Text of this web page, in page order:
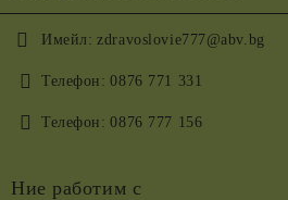
Имейл: zdravoslovie777@abv.bg
Телефон: 0876 771 331
Телефон: 0876 777 156
Ние работим с